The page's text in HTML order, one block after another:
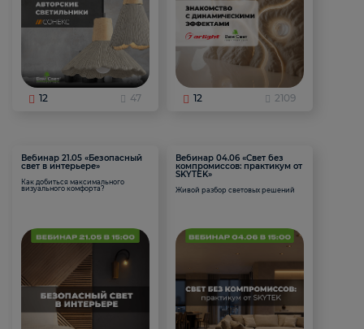
12 47 12 2109
Вебинар 21.05 «Безопасный
свет в интерьере»
Как добиться максимального
визуального комфорта?
Вебинар 04.06 «Свет без
компромиссов: практикум от
SKYTEK»
Живой разбор световых решений